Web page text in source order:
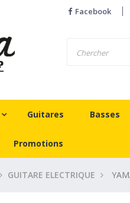
Facebook
Guitares Basses
Promotions
GUITARE ELECTRIQUE